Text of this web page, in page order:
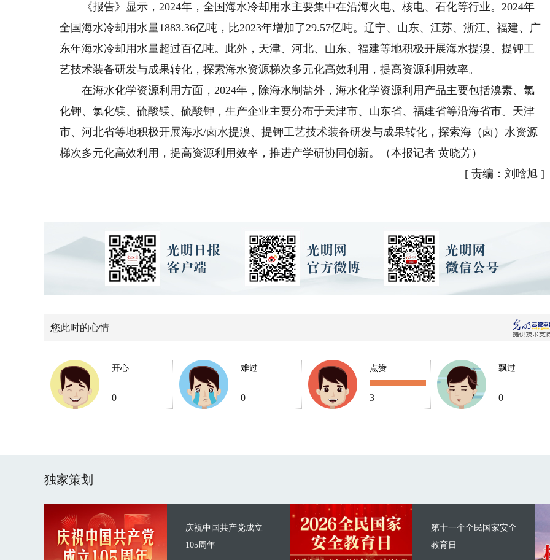
《报告》显示，2024年，全国海水冷却用水主要集中在沿海火电、核电、石化等行业。2024年
全国海水冷却用水量1883.36亿吨，比2023年增加了29.57亿吨。辽宁、山东、江苏、浙江、福建、广
东年海水冷却用水量超过百亿吨。此外，天津、河北、山东、福建等地积极开展海水提溴、提钾工
艺技术装备研发与成果转化，探索海水资源梯次多元化高效利用，提高资源利用效率。
在海水化学资源利用方面，2024年，除海水制盐外，海水化学资源利用产品主要包括溴素、氯
化钾、氯化镁、硫酸镁、硫酸钾，生产企业主要分布于天津市、山东省、福建省等沿海省市。天津
市、河北省等地积极开展海水/卤水提溴、提钾工艺技术装备研发与成果转化，探索海（卤）水资源
梯次多元化高效利用，提高资源利用效率，推进产学研协同创新。（本报记者 黄晓芳）
[ 责编：刘晗旭 ]
您此时的心情
开心
0
难过
0
点赞
3
飘过
0
独家策划
庆祝中国共产党成立
105周年
第十一个全民国家安全
教育日